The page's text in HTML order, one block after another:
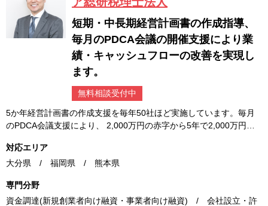
短期・中長期経営計画書の作成指導、
毎月のPDCA会議の開催支援により業
績・キャッシュフローの改善を実現し
ます。
無料相談受付中
5か年経営計画書の作成支援を毎年50社ほど実施しています。毎月
のPDCA会議支援により、 2,000万円の赤字から5年で2,000万円…
対応エリア
大分県 / 福岡県 / 熊本県
専門分野
資金調達(新規創業者向け融資・事業者向け融資) / 会社設立・許